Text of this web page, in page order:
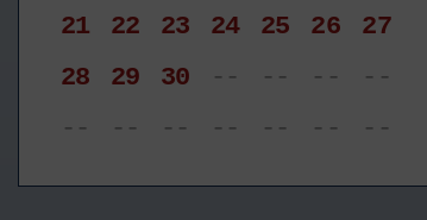
21
22 23 24 25 26
27
28
29 30 -- -- --
--
--
-- -- -- -- -- --